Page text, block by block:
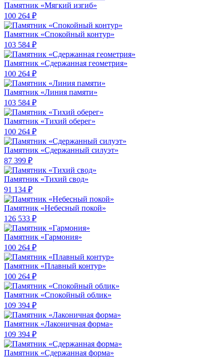
Памятник «Мягкий изгиб»
100 264 ₽
Памятник «Спокойный контур»
103 584 ₽
Памятник «Сдержанная геометрия»
100 264 ₽
Памятник «Линия памяти»
103 584 ₽
Памятник «Тихий оберег»
100 264 ₽
Памятник «Сдержанный силуэт»
87 399 ₽
Памятник «Тихий свод»
91 134 ₽
Памятник «Небесный покой»
126 533 ₽
Памятник «Гармония»
100 264 ₽
Памятник «Плавный контур»
100 264 ₽
Памятник «Спокойный облик»
109 394 ₽
Памятник «Лаконичная форма»
109 394 ₽
Памятник «Сдержанная форма»